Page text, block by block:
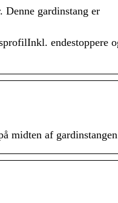
gardinstang er
endestoppere
midten af